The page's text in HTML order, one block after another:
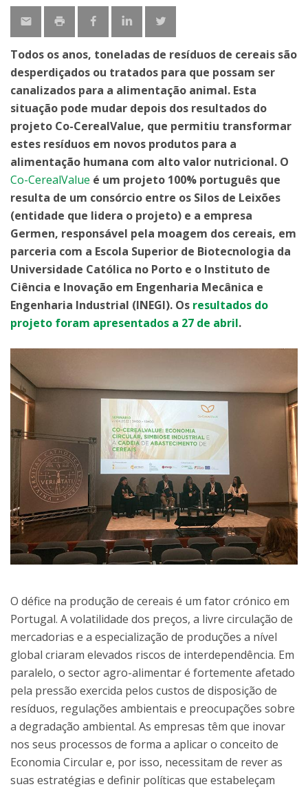
Todos os anos, toneladas de resíduos de cereais são
desperdiçados ou tratados para que possam ser
canalizados para a alimentação animal. Esta
situação pode mudar depois dos resultados do
projeto Co-CerealValue, que permitiu transformar
estes resíduos em novos produtos para a
alimentação humana com alto valor nutricional. O
Co-CerealValue é um projeto 100% português que
resulta de um consórcio entre os Silos de Leixões
(entidade que lidera o projeto) e a empresa
Germen, responsável pela moagem dos cereais, em
parceria com a Escola Superior de Biotecnologia da
Universidade Católica no Porto e o Instituto de
Ciência e Inovação em Engenharia Mecânica e
Engenharia Industrial (INEGI). Os resultados do
projeto foram apresentados a 27 de abril.
O défice na produção de cereais é um fator crónico em
Portugal. A volatilidade dos preços, a livre circulação de
mercadorias e a especialização de produções a nível
global criaram elevados riscos de interdependência. Em
paralelo, o sector agro-alimentar é fortemente afetado
pela pressão exercida pelos custos de disposição de
resíduos, regulações ambientais e preocupações sobre
a degradação ambiental. As empresas têm que inovar
nos seus processos de forma a aplicar o conceito de
Economia Circular e, por isso, necessitam de rever as
suas estratégias e definir políticas que estabeleçam